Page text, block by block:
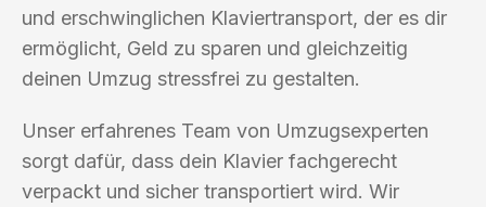
und erschwinglichen Klaviertransport, der es dir
ermöglicht, Geld zu sparen und gleichzeitig
deinen Umzug stressfrei zu gestalten.
Unser erfahrenes Team von Umzugsexperten
sorgt dafür, dass dein Klavier fachgerecht
verpackt und sicher transportiert wird. Wir